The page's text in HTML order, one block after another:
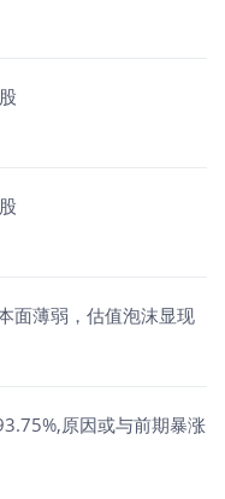
面薄弱，估值泡沫显现
原因或与前期暴涨